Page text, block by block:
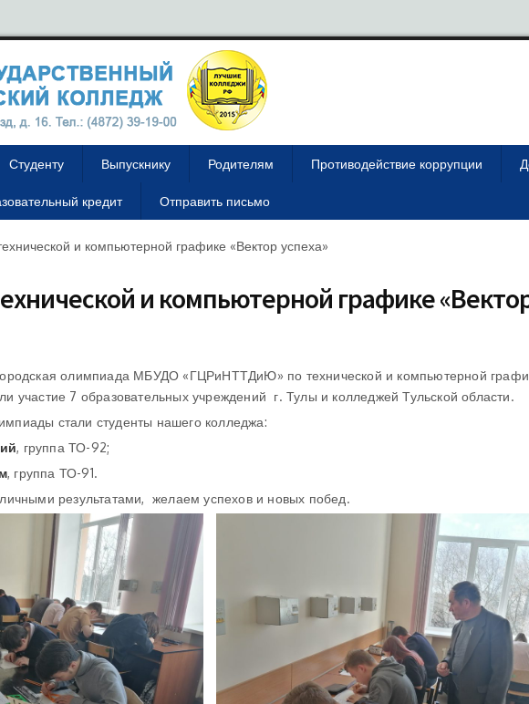
Студенту Выпускнику Родителям Противодействие коррупции
кредит Отправить письмо
и компьютерной графике «Вектор успеха»
и компьютерной графике
олимпиада МБУДО «ГЦРиНТТДиЮ» по технической и компьютерной
участие 7 образовательных учреждений г. Тулы и колледжей Тульской области.
стали студенты нашего колледжа:
, группа ТО-92;
, группа ТО-91.
результатами, желаем успехов и новых побед.